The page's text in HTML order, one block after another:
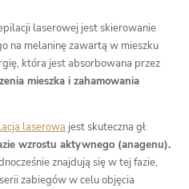
laserowej jest skierowanie
na melaninę zawartą w mieszku
która jest absorbowana przez
mieszka i zahamowania
laserowa jest skuteczna gł
wzrostu aktywnego (anagenu).
znajdują się w tej fazie,
zabiegów w celu objęcia